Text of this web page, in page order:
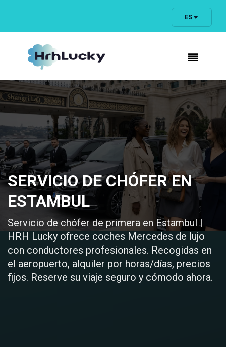
ES
SERVICIO DE CHÓFER EN
ESTAMBUL
Servicio de chófer de primera en Estambul |
HRH Lucky ofrece coches Mercedes de lujo
con conductores profesionales. Recogidas en
el aeropuerto, alquiler por horas/días, precios
fijos. Reserve su viaje seguro y cómodo ahora.